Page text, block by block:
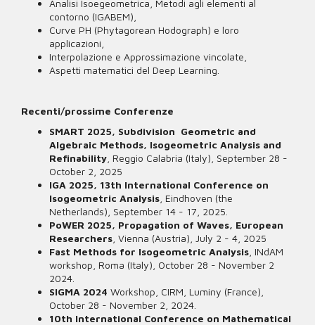
Analisi Isoegeometrica, Metodi agli elementi al
contorno (IGABEM),
Curve PH (Phytagorean Hodograph) e loro
applicazioni,
Interpolazione e Approssimazione vincolate,
Aspetti matematici del Deep Learning.
Recenti/prossime Conferenze
SMART 2025, Subdivision Geometric and
Algebraic Methods, Isogeometric Analysis and
Refinability , Reggio Calabria (Italy), September 28 -
October 2, 2025
IGA 2025, 13th International Conference on
Isogeometric Analysis , Eindhoven (the
Netherlands), September 14 - 17, 2025.
PoWER 2025, Propagation of Waves, European
Researchers , Vienna (Austria), July 2 - 4, 2025
Fast Methods for Isogeometric Analysis , INdAM
workshop, Roma (Italy), October 28 - November 2
2024.
SIGMA 2024 Workshop, CIRM, Luminy (France),
October 28 - November 2, 2024.
10th International Conference on Mathematical